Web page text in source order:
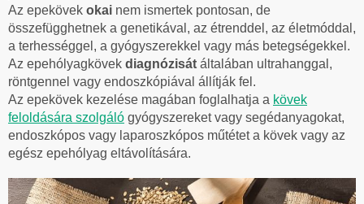
Az epekövek okai nem ismertek pontosan, de
összefügghetnek a genetikával, az étrenddel, az életmóddal,
a terhességgel, a gyógyszerekkel vagy más betegségekkel.
Az epehólyagkövek diagnózisát általában ultrahanggal,
röntgennel vagy endoszkópiával állítják fel.
Az epekövek kezelése magában foglalhatja a kövek
feloldására szolgáló gyógyszereket vagy segédanyagokat,
endoszkópos vagy laparoszkópos műtétet a kövek vagy az
egész epehólyag eltávolítására.